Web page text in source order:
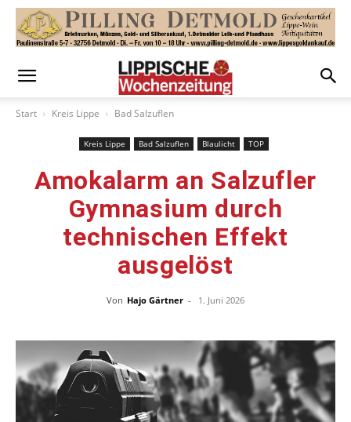
Start Kreis Lippe Bad Salzuflen
Kreis Lippe Bad Salzuflen Blaulicht TOP
Amokalarm an Salzufler
Gymnasium durch
technischen Effekt
ausgelöst
Von Hajo Gärtner - 1. Juni 2026